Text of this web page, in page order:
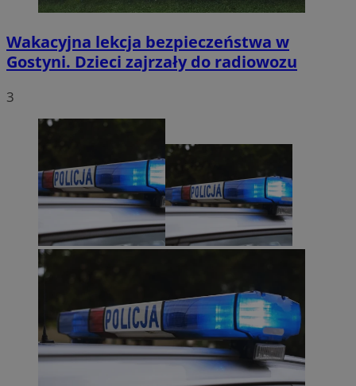
Wakacyjna lekcja bezpieczeństwa w
Gostyni. Dzieci zajrzały do radiowozu
3